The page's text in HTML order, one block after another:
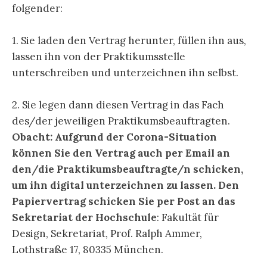
folgender:
1. Sie laden den Vertrag herunter, füllen ihn aus,
lassen ihn von der Praktikumsstelle
unterschreiben und unterzeichnen ihn selbst.
2. Sie legen dann diesen Vertrag in das Fach
des/der jeweiligen Praktikumsbeauftragten.
Obacht: Aufgrund der Corona-Situation
können Sie den Vertrag auch per Email an
den/die Praktikumsbeauftragte/n schicken,
um ihn digital unterzeichnen zu lassen. Den
Papiervertrag schicken Sie per Post an das
Sekretariat der Hochschule: Fakultät für
Design, Sekretariat, Prof. Ralph Ammer,
Lothstraße 17, 80335 München.